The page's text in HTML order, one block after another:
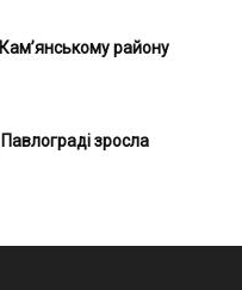
району
Павлограді зросла